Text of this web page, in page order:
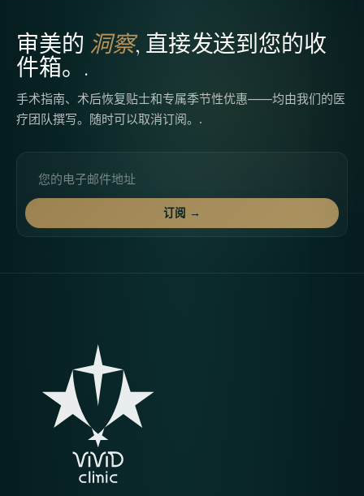
审美的 洞察, 直接发送到您的收
件箱。.
手术指南、术后恢复贴士和专属季节性优惠——均由我们的医
疗团队撰写。随时可以取消订阅。.
订阅 →